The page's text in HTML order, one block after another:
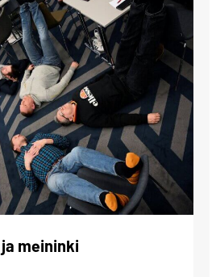
meininki